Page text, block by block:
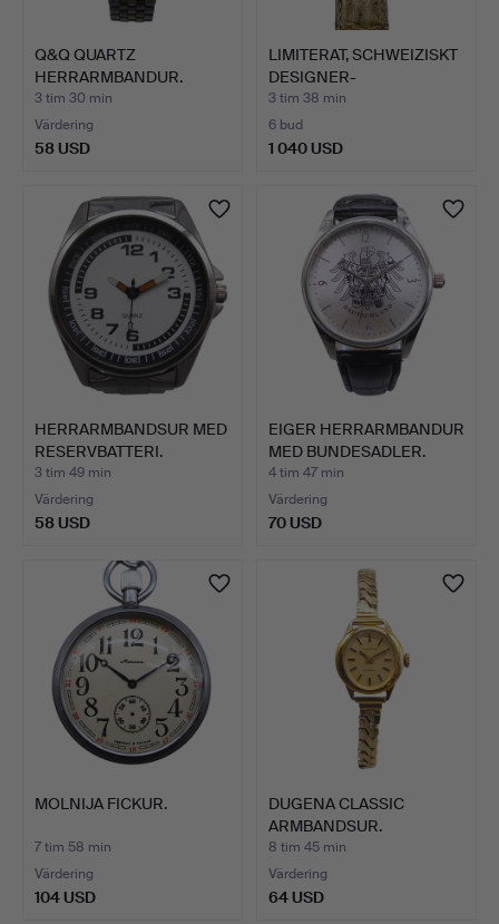
Q&Q QUARTZ
HERRARMBANDUR.
3 tim 30 min
Värdering
58 USD
LIMITERAT, SCHWEIZISKT
DESIGNER-
ARMBANDSUR…
3 tim 38 min
6 bud
1 040 USD
HERRARMBANDSUR MED
RESERVBATTERI.
3 tim 49 min
Värdering
58 USD
EIGER HERRARMBANDUR
MED BUNDESADLER.
4 tim 47 min
Värdering
70 USD
MOLNIJA FICKUR.
7 tim 58 min
Värdering
104 USD
DUGENA CLASSIC
ARMBANDSUR.
8 tim 45 min
Värdering
64 USD